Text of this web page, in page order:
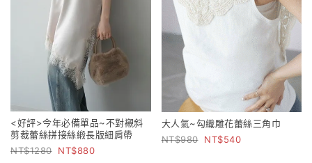
<好評>今年必備單品~不對襯斜
剪裁蕾絲拼接絲緞長版細肩帶
1280
880
大人氣~勾織雕花蕾絲三角巾
980
540